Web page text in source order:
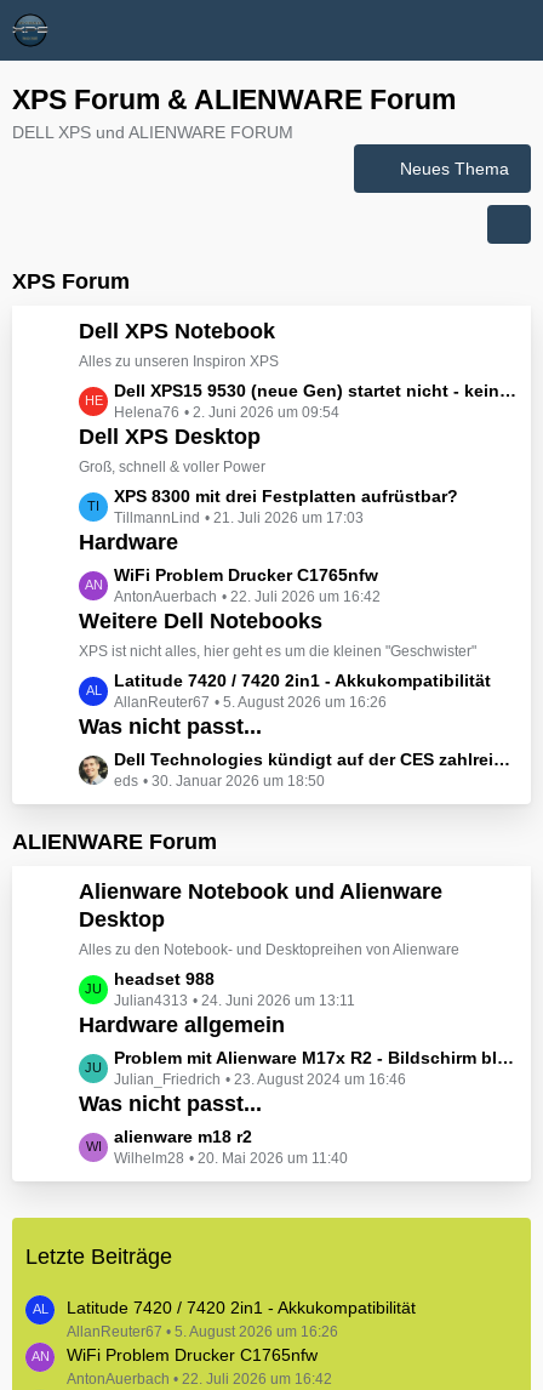
XPS Forum & ALIENWARE Forum
DELL XPS und ALIENWARE FORUM
Neues Thema
XPS Forum
Dell XPS Notebook
Alles zu unseren Inspiron XPS
L
e
t
z
e
B
i
r
ä
g
e
Dell XPS15 9530 (neue Gen) startet nicht - kein booten, kein Licht - nichts tut sich - hat jemand eine Idee wie man ihn zum Leben erwecken könnte?
Helena76 2. Juni 2026 um 09:54
Dell XPS Desktop
Groß, schnell & voller Power
L
e
t
z
t
e
B
i
r
ä
g
XPS 8300 mit drei Festplatten aufrüstbar?
TillmannLind 21. Juli 2026 um 17:03
Hardware
L
e
t
z
e
B
i
ä
e
WiFi Problem Drucker C1765nfw
AntonAuerbach 22. Juli 2026 um 16:42
Weitere Dell Notebooks
XPS ist nicht alles, hier geht es um die kleinen "Geschwister"
L
e
t
z
t
e
e
t
r
ä
g
e
Latitude 7420 / 7420 2in1 - Akkukompatibilität
AllanReuter67 5. August 2026 um 16:26
Was nicht passt...
L
e
t
z
e
B
e
i
t
r
ä
g
e
Dell Technologies kündigt auf der CES zahlreiche Alienware-Neuheiten an
eds 30. Januar 2026 um 18:50
ALIENWARE Forum
Alienware Notebook und Alienware
Desktop
Alles zu den Notebook- und Desktopreihen von Alienware
L
e
t
z
t
e
e
r
g
headset 988
Julian4313 24. Juni 2026 um 13:11
Hardware allgemein
L
e
t
z
t
e
i
ä
g
e
Problem mit Alienware M17x R2 - Bildschirm bleibt schwarz beim Start
Julian_Friedrich 23. August 2024 um 16:46
Was nicht passt...
L
e
t
e
e
i
t
r
alienware m18 r2
Wilhelm28 20. Mai 2026 um 11:40
Letzte Beiträge
Latitude 7420 / 7420 2in1 - Akkukompatibilität
AllanReuter67 5. August 2026 um 16:26
WiFi Problem Drucker C1765nfw
AntonAuerbach 22. Juli 2026 um 16:42